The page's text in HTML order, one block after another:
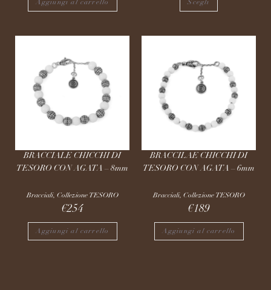
Aggiungi al carrello Scegli
BRACCIALE CHICCHI DI
TESORO CON AGATA – 8mm
Bracciali, Collezione TESORO
€254
Aggiungi al carrello
BRACCILAE CHICCHI DI
TESORO CON AGATA – 6mm
Bracciali, Collezione TESORO
€189
Aggiungi al carrello